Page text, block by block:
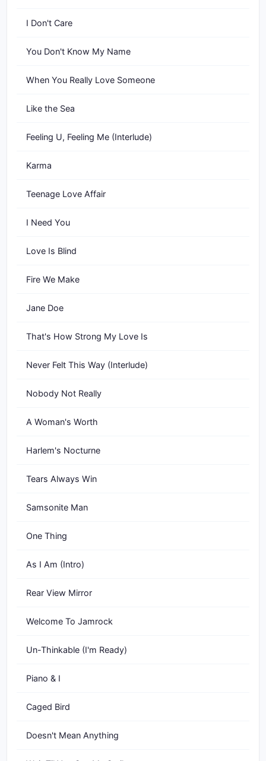
I Don't Care
You Don't Know My Name
When You Really Love Someone
Like the Sea
Feeling U, Feeling Me (Interlude)
Karma
Teenage Love Affair
I Need You
Love Is Blind
Fire We Make
Jane Doe
That's How Strong My Love Is
Never Felt This Way (Interlude)
Nobody Not Really
A Woman's Worth
Harlem's Nocturne
Tears Always Win
Samsonite Man
One Thing
As I Am (Intro)
Rear View Mirror
Welcome To Jamrock
Un-Thinkable (I'm Ready)
Piano & I
Caged Bird
Doesn't Mean Anything